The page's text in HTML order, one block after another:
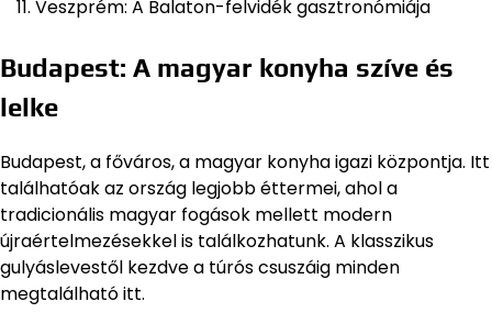
Veszprém: A Balaton-felvidék gasztronómiája
Budapest: A magyar konyha szíve és
lelke
Budapest, a főváros, a magyar konyha igazi központja. Itt
találhatóak az ország legjobb éttermei, ahol a
tradicionális magyar fogások mellett modern
újraértelmezésekkel is találkozhatunk. A klasszikus
gulyáslevestől kezdve a túrós csuszáig minden
megtalálható itt.